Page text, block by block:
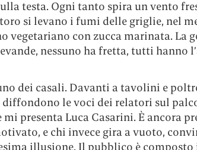
testa. Ogni tanto spira un vento
si levano i fumi delle griglie, nel
vegetariano con zucca marinata. La
nessuno ha fretta, tutti hanno
dei casali. Davanti a tavolini e
diffondono le voci dei relatori sul
presenta Luca Casarini. È ancora
e chi invece gira a vuoto,
illusione. Il pubblico è composto